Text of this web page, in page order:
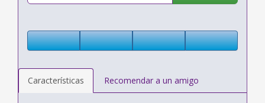
Características Recomendar a un amigo